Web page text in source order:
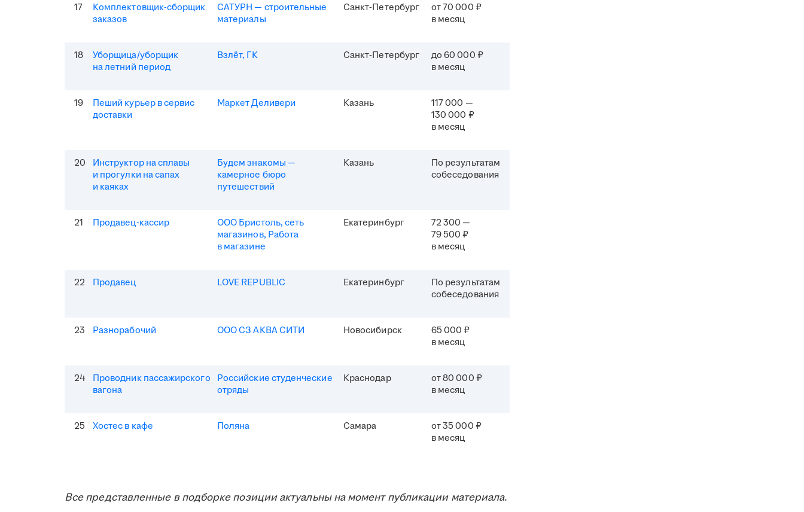
17
Комплектовщик-сборщик
заказов
САТУРН — строительные
материалы
Санкт-Петербург
от 70 000 ₽
в месяц
18
Уборщица/уборщик
на летний период
Взлёт, ГК Санкт-Петербург
до 60 000 ₽
в месяц
19
Пеший курьер в сервис
доставки
Маркет Деливери Казань
117 000 —
130 000 ₽
в месяц
20
Инструктор на сплавы
и прогулки на сапах
и каяках
Будем знакомы —
камерное бюро
путешествий
Казань
По результатам
собеседования
21 Продавец-кассир
ООО Бристоль, сеть
магазинов, Работа
в магазине
Екатеринбург
72 300 —
79 500 ₽
в месяц
22 Продавец LOVE REPUBLIC Екатеринбург
По результатам
собеседования
23 Разнорабочий ООО СЗ АКВА СИТИ Новосибирск
65 000 ₽
в месяц
24
Проводник пассажирского
вагона
Российские студенческие
отряды
Краснодар
от 80 000 ₽
в месяц
25 Хостес в кафе Поляна Самара
от 35 000 ₽
в месяц
Все представленные в подборке позиции актуальны на момент публикации материала.